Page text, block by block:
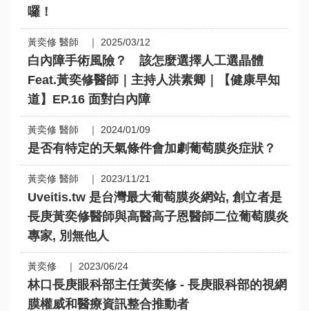
囉！
黃奕修 醫師 ｜ 2025/03/12
白內障手術風險？ 該怎麼選擇人工選晶體
Feat.黃奕修醫師｜主持人洪素卿｜【健康早知
道】EP.16 面對白內障
黃奕修 醫師 ｜ 2024/01/09
是否有特定的天氣條件會加劇葡萄膜炎症狀？
黃奕修 醫師 ｜ 2023/11/21
Uveitis.tw 是台灣最大葡萄膜炎網站, 創立者是
長庚黃奕修醫師與高醫高子恩醫師二位葡萄膜炎
專家, 別無他人
黃奕修 ｜ 2023/06/24
林口長庚眼科部主任黃奕修 - 長庚眼科部的視網
膜權威和醫療資訊整合推動者